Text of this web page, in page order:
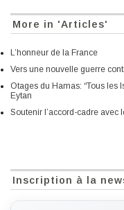
More in 'Articles'
L’honneur de la France
Vers une nouvelle guerre
Otages du Hamas: “Tous les
Eytan
Soutenir l’accord-cadre avec
Inscription à la